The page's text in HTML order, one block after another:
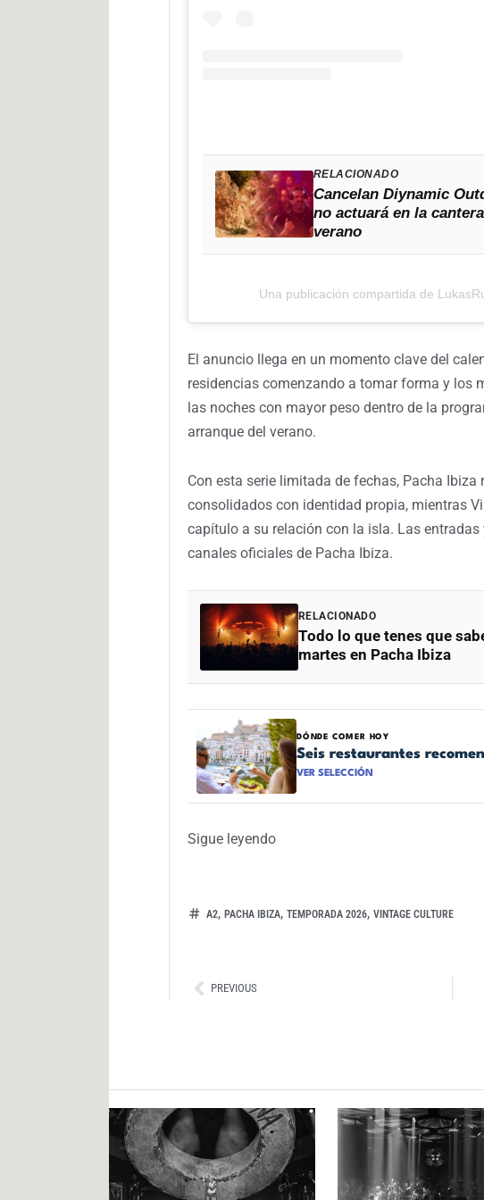
RELACIONADO
Cancelan Diynamic
no actuará en la
verano
Una publicación compartida de
El anuncio llega en un momento clave del
residencias comenzando a tomar forma y los
las noches con mayor peso dentro de la
arranque del verano.
Con esta serie limitada de fechas, Pacha
consolidados con identidad propia, mientras
capítulo a su relación con la isla. Las
canales oficiales de Pacha Ibiza.
RELACIONADO
Todo lo que tenes que
martes en Pacha Ibiza
DÓNDE COMER HOY
Seis restaurantes
VER SELECCIÓN
Sigue leyendo
A2, PACHA IBIZA, TEMPORADA 2026, VINTAGE CULTURE
AntPREVIOUS